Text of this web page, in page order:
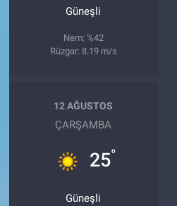
Güneşli
Nem: %42
Rüzgar: 8.19 m/s
12 AĞUSTOS
ÇARŞAMBA
25°
Güneşli